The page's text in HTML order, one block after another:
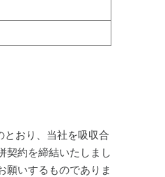
とおり、当社を吸収合
契約を締結いたしまし
願いするものでありま